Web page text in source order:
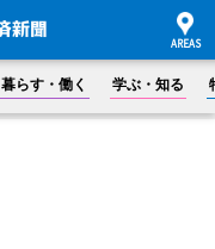
暮らす・働く 学ぶ・知る